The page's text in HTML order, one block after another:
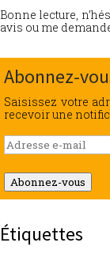
Bonne lecture,
avis ou me
Abonnez-
Saisissez votre
recevoir une
Adresse
e-
mail
Abonnez-vous
Étiquettes